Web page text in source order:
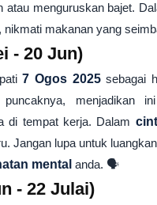
atau menguruskan bajet.
, nikmati makanan yang
- 20 Jun)
7 Ogos 2025sebagai
menjadikan
di tempat kerja. Dalam
Jangan lupa untuk
mental anda. 🗣️
- 22 Julai)